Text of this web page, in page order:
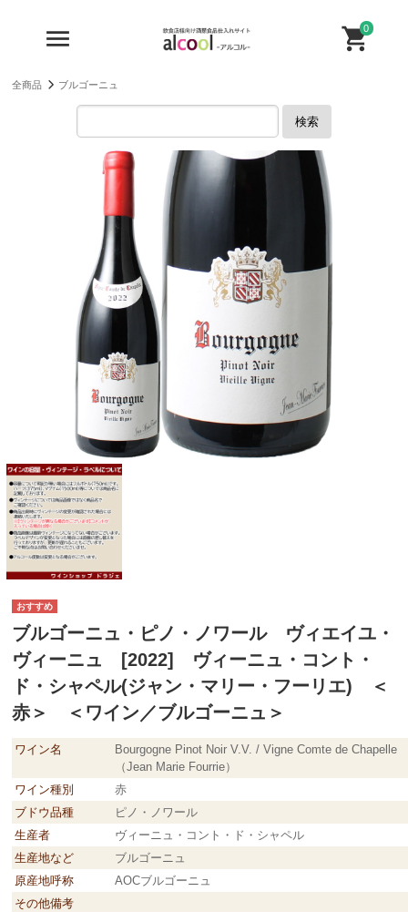
0
全商品 ブルゴーニュ
検索
ブルゴーニュ・ピノ・ノワール ヴィエイユ・
ヴィーニュ [2022] ヴィーニュ・コント・
ド・シャペル(ジャン・マリー・フーリエ) ＜
赤＞ ＜ワイン／ブルゴーニュ＞
ワイン名
Bourgogne Pinot Noir V.V. / Vigne Comte de Chapelle
（Jean Marie Fourrie）
ワイン種別
赤
ブドウ品種
ピノ・ノワール
生産者
ヴィーニュ・コント・ド・シャペル
生産地など
ブルゴーニュ
原産地呼称
AOCブルゴーニュ
その他備考